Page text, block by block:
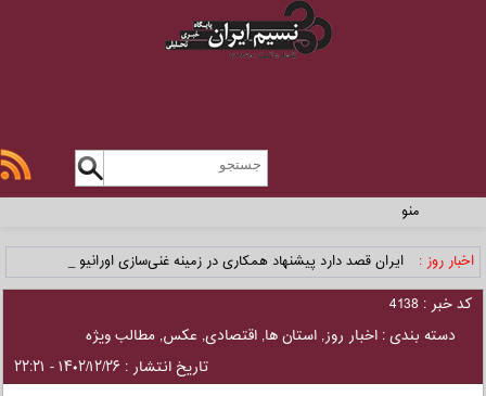
منو
اخبار روز : ایران قصد دارد پیشنهاد همکاری در زمینه غنی‌سازی اورانیوم _
کد خبر : 4138
دسته بندی :اخبار روز,استان ها,اقتصادی, عکس,مطالب ویژه
تاریخ انتشار : ۱۴۰۲/۱۲/۲۶ - ۲۲:۲۱